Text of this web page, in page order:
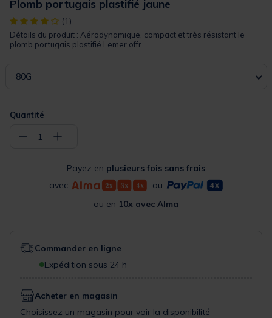
Plomb portugais plastifié jaune
[object Object] out of 5 Customer Rating
(1)
Détails du produit : Aérodynamique, compact et très résistant le
plomb portugais plastifié Lemer offr...
80G
Quantité
− 1 +
Payez en plusieurs fois sans frais
avec
ou
ou en 10x avec Alma
Commander en ligne
Expédition sous 24 h
Acheter en magasin
Choisissez un magasin pour voir la disponibilité